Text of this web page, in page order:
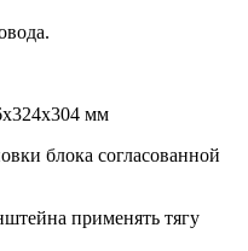
мм
блока согласованной
применять тягу